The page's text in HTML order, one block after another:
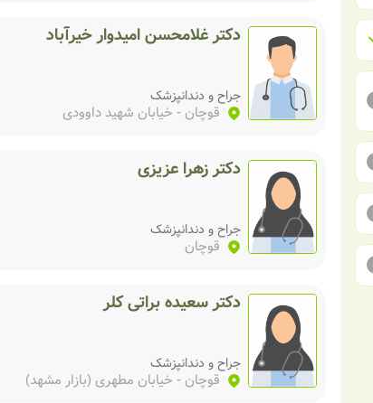
دکتر غلامحسن امیدوار خیرآباد
جراح و دندانپزشک
قوچان - خیابان شهید داوودی
دکتر زهرا عزیزی
جراح و دندانپزشک
قوچان
دکتر سعیده براتی کلر
جراح و دندانپزشک
قوچان - خیابان مطهری (بازار مشهد)